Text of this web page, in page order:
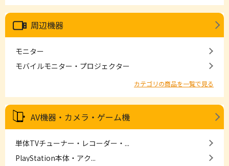
周辺機器
モニター
モバイルモニター・プロジェクター
カテゴリの商品を一覧で見る
AV機器・カメラ・ゲーム機
単体TVチューナー・レコーダー・...
PlayStation本体・アク...